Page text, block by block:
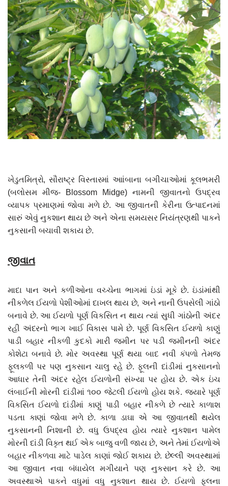
ખેડુતમિત્રો, સૌરાષ્ટ્ર વિસ્તારમાં આાંબાના બગીચાઓમાં કૂલભમરી
(બલોસમ મીજ- Blossom Midge) નામની જીવાતનો ઉપદ્રવ
વ્યાપક પ્રમાણમાં જોવા મળે છે. આ જીવાતની કેરીના ઉત્પાદનમાં
સારું એવું નુકશાન થાય છે અને એના સમયસર નિયંત્રણથી પાકને
નુકસાની બચાવી શકાય છે.
જીવાત
માદા પાન અને કળીઓના વચ્ચેના ભાગમાં ઇંડાં મૂકે છે. ઇંડાંમાંથી
નીકળેલ ઈયળો પેશીઓમાં દાખલ થાય છે, અને નાની ઉપસેલી ગાંઠો
બનાવે છે. આ ઈયળો પૂર્ણ વિકસિત ન થાય ત્યાં સુધી ગાંઠોની અંદર
રહી અંદરનો ભાગ ખાઈ વિકાસ પામે છે. પૂર્ણ વિકસિત ઈયળો કાણું
પાડી બહાર નીકળી કુદકો મારી જમીન પર પડી જમીનની અંદર
કોશેટા બનાવે છે. મોર અવસ્થા પૂર્ણ થયા બાદ નવી કંપળો તેમજ
ફૂલકળી પર પણ નુકસાન ચાલુ રહે છે. ફૂલની દાંડીમાં નુકસાનનો
આધાર તેની અંદર રહેલ ઈયળોની સંખ્યા પર હોય છે. એક ઇંચ
લંબાઈની મોરની દાંડીમાં ૧૦૦ જેટલી ઈયળો હોય શકે. જ્યારે પૂર્ણ
વિકસિત ઈયળો દાંડીમાં કાણું પાડી બહાર નીકળે છે ત્યારે કાળાશ
પડતા કાણાં જોવા મળે છે. કાળા ડાઘા એ આ જીવાતથી થયેલ
નુકસાનની નિશાની છે. વધુ ઉપદ્રવ હોય ત્યારે નુકશાન પામેલ
મોરની દાંડી વિકૃત થઈ એક બાજુ વળી જાય છે, અને તેમાં ઈયળોએ
બહાર નીકળવા માટે પાડેલ કાણાં જોઈ શકાય છે. છેલ્લી અવસ્થામાં
આ જીવાત નવા બંધાયેલ મગીયાને પણ નુકસાન કરે છે. આ
અવસ્થાએ પાકને વધુમાં વધુ નુકશાન થાય છે. ઈયળો ફૂલના